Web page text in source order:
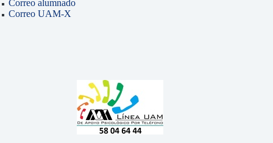
Correo alumnado
Correo UAM-X